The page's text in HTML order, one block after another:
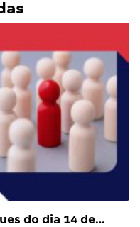
do dia 14 de…